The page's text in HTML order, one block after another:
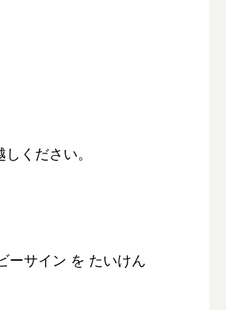
ください。
ーサイン を たいけん